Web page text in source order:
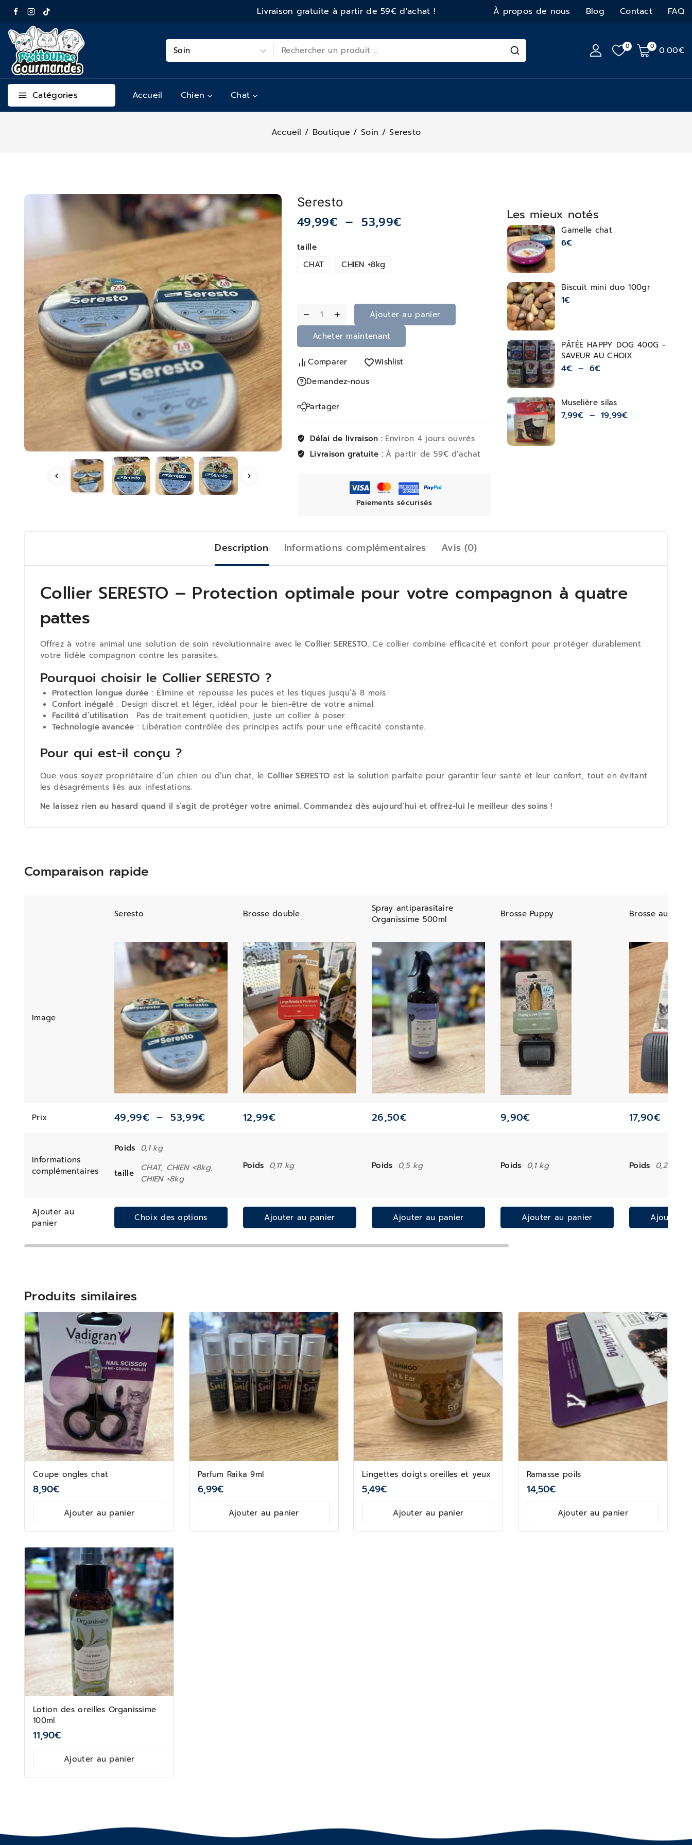
Livraison gratuite à partir de 59€ d'achat ! À propos de nous Blog Contact FAQ
0 0 0.00€
Catégories Accueil Chien Chat
Accueil / Boutique / Soin / Seresto
Les mieux notés
Gamelle chat
6€
Biscuit mini duo 100gr
1€
PÂTÉE HAPPY DOG 400G -
SAVEUR AU CHOIX
4€ – 6€
Muselière silas
7,99€ – 19,99€
Seresto
49,99€ – 53,99€
taille
CHAT
CHIEN +8kg
Ajouter au panier
Acheter maintenant
Comparer
Wishlist
Demandez-nous
Partager
Délai de livraison : Environ 4 jours ouvrés
Livraison gratuite : À partir de 59€ d'achat
Paiements sécurisés
Description Informations complémentaires Avis (0)
Collier SERESTO – Protection optimale pour votre compagnon à quatre
pattes
Offrez à votre animal une solution de soin révolutionnaire avec leCollier SERESTO. Ce collier combine efficacité et confort pour protéger durablement
votre fidèle compagnon contre les parasites.
Pourquoi choisir le Collier SERESTO ?
Protection longue durée : Élimine et repousse les puces et les tiques jusqu’à 8 mois.
Confort inégalé : Design discret et léger, idéal pour le bien-être de votre animal.
Facilité d’utilisation : Pas de traitement quotidien, juste un collier à poser.
Technologie avancée : Libération contrôlée des principes actifs pour une efficacité constante.
Pour qui est-il conçu ?
Que vous soyez propriétaire d’un chien ou d’un chat, le Collier SERESTO est la solution parfaite pour garantir leur santé et leur confort, tout en évitant
les désagréments liés aux infestations.
Ne laissez rien au hasard quand il s’agit de protéger votre animal. Commandez dès aujourd’hui et offrez-lui le meilleur des soins !
Comparaison rapide
Seresto Brosse double
Spray antiparasitaire
Organissime 500ml
Brosse Puppy Brosse
Image
Prix 49,99€ – 53,99€ 12,99€ 26,50€ 9,90€ 17,90€
Informations
complémentaires
Poids 0,1 kg
taille
CHAT, CHIEN <8kg,
CHIEN +8kg
Poids 0,11 kg Poids 0,5 kg Poids 0,1 kg Poids 0,2 kg
Ajouter au
panier
Choix des options Ajouter au panier Ajouter au panier Ajouter au panier Ajouter
Produits similaires
Coupe ongles chat
8,90€
Ajouter au panier
Parfum Raika 9ml
6,99€
Ajouter au panier
Lingettes doigts oreilles et yeux
5,49€
Ajouter au panier
Ramasse poils
14,50€
Ajouter au panier
Lotion des oreilles Organissime
100ml
11,90€
Ajouter au panier